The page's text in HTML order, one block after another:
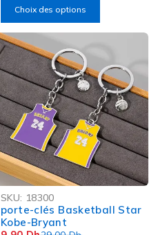
Choix des options
OFFRE FLASH
SKU: 18300
porte-clés Basketball Star
Kobe-Bryant